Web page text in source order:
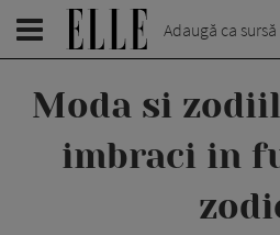
Adaugă ca sursă
Moda si
imbraci in